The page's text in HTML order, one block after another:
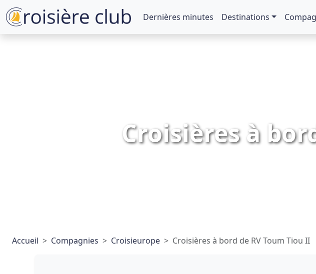
Dernières minutes Destinations
Croisières à
Accueil Compagnies Croisieurope Croisières à bord de RV Toum Tiou II